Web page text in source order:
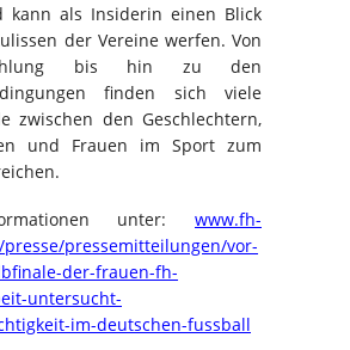
kann als Insiderin einen Blick
der Vereine werfen. Von
bis hin zu den
finden sich viele
zwischen den Geschlechtern,
und Frauen im Sport zum
unter: www.fh-
pressemitteilungen/vor-
der-frauen-fh-
untersucht-
im-deutschen-fussball